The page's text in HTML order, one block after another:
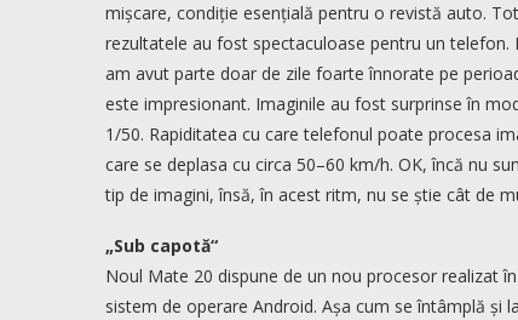
mișcare, condiție esențială pentru o revistă auto.
rezultatele au fost spectaculoase pentru un
am avut parte doar de zile foarte înnorate pe
este impresionant. Imaginile au fost surprinse în
1/50. Rapiditatea cu care telefonul poate procesa
care se deplasa cu circa 50–60 km/h. OK, încă nu
tip de imagini, însă, în acest ritm, nu se știe cât de
„Sub capotă“
Noul Mate 20 dispune de un nou procesor realizat
sistem de operare Android. Așa cum se întâmplă